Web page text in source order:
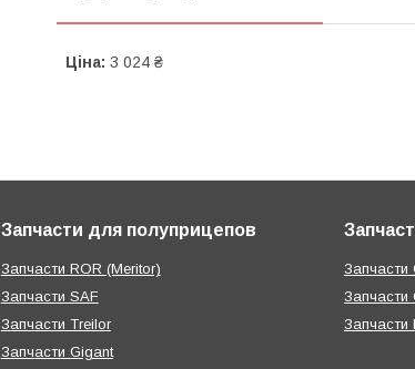
Ціна: 3 024 ₴
Запчасти для полуприцепов
Запчасти ROR (Meritor)
Запчасти SAF
Запчасти Treilor
Запчасти Gigant
Запчасти
Запчасти
Запчасти